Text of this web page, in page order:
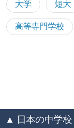
大学 短大
高等専門学校
▲ 日本の中学校